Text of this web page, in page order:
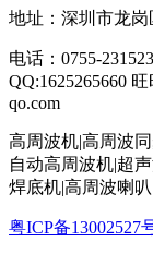
地址：深圳市龙岗
电话：0755-
QQ:1625265660 旺
qo.com
高周波机|高周波
自动高周波机|超
焊底机|高周波喇
粤ICP备13002527